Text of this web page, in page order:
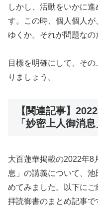
しかし、活動をいかに
す。この時、個人個人
ゆくか。それが問題なの
目標を明確にして、そ
りましょう。
【関連記事】
「妙密上人御消
大百蓮華掲載の2022年8
息」の講義について、
めてみました。以下に
拝読御書のまとめ記事で